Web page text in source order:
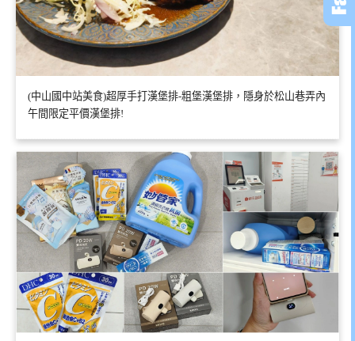
(中山國中站美食)超厚手打漢堡排-粗堡漢堡排，隱身於松山巷弄內
午間限定平價漢堡排!